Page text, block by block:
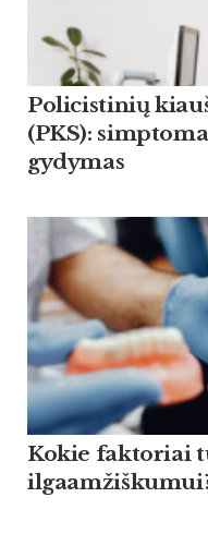
Policistinių
(PKS):
gydymas
Kokie faktoriai